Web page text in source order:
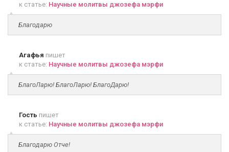
к статье: Научные молитвы джозефа мэрфи
Благодарю
Агафья пишет
к статье: Научные молитвы джозефа мэрфи
БлагоЛарю! БлагоЛарю! БлагоДарю!
Гость пишет
к статье: Научные молитвы джозефа мэрфи
Благодарю Отче!